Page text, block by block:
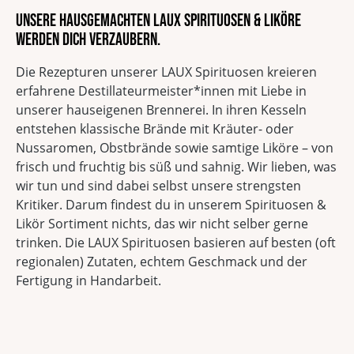
Unsere hausgemachten LAUX Spirituosen & Liköre
werden dich verzaubern.
Die Rezepturen unserer LAUX Spirituosen kreieren
erfahrene Destillateurmeister*innen mit Liebe in
unserer hauseigenen Brennerei. In ihren Kesseln
entstehen klassische Brände mit Kräuter- oder
Nussaromen, Obstbrände sowie samtige Liköre – von
frisch und fruchtig bis süß und sahnig. Wir lieben, was
wir tun und sind dabei selbst unsere strengsten
Kritiker. Darum findest du in unserem Spirituosen &
Likör Sortiment nichts, das wir nicht selber gerne
trinken. Die LAUX Spirituosen basieren auf besten (oft
regionalen) Zutaten, echtem Geschmack und der
Fertigung in Handarbeit.